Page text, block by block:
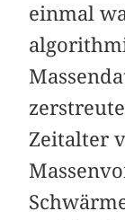
einmal
Zeitalter